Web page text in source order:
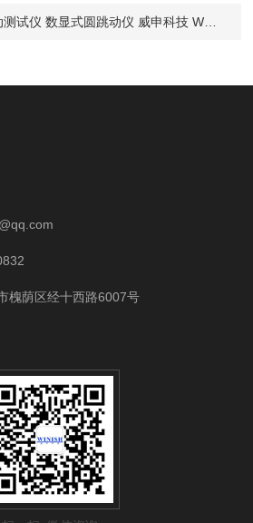
试仪 数显式圆跳动仪 威申科技 WRT-16
槐荫区经十西路6007号